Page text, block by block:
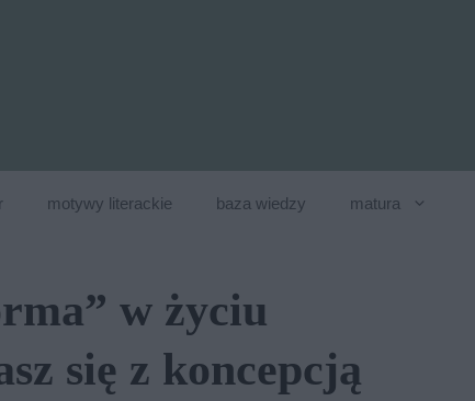
motywy literackie baza wiedzy matura
w życiu
się z koncepcją